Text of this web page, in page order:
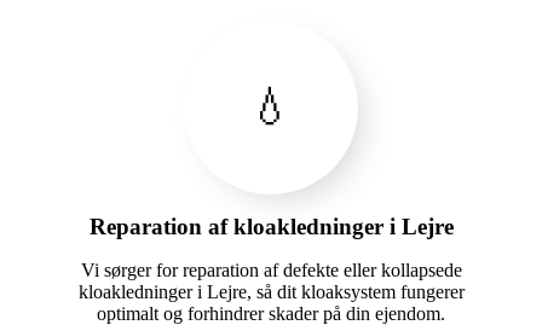
💧
Reparation af kloakledninger i Lejre
Vi sørger for reparation af defekte eller kollapsede
kloakledninger i Lejre, så dit kloaksystem fungerer
optimalt og forhindrer skader på din ejendom.